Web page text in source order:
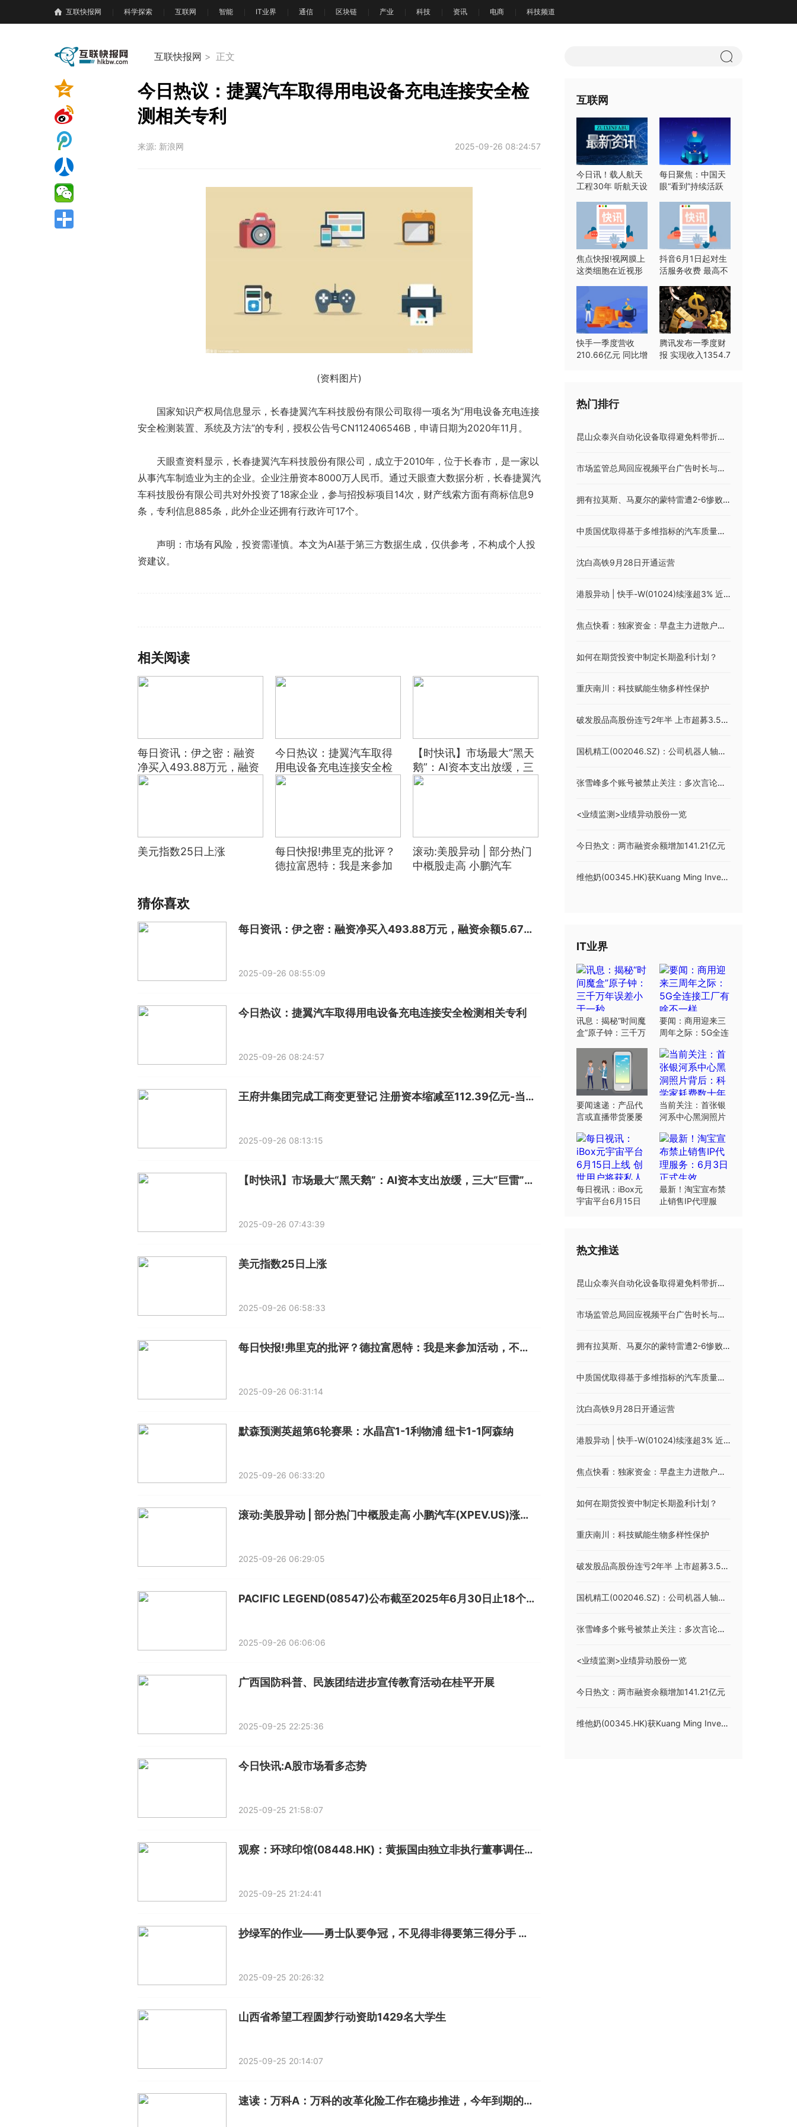
互联快报网 科学探索 互联网 智能 IT业界 通信 区块链 产业 科技 资讯 电商 科技频道
互联快报网 > 正文
今日热议：捷翼汽车取得用电设备充电连接安全检
测相关专利
来源: 新浪网 2025-09-26 08:24:57
(资料图片)
国家知识产权局信息显示，长春捷翼汽车科技股份有限公司取得一项名为“用电设备充电连接
安全检测装置、系统及方法”的专利，授权公告号CN112406546B，申请日期为2020年11月。
天眼查资料显示，长春捷翼汽车科技股份有限公司，成立于2010年，位于长春市，是一家以
从事汽车制造业为主的企业。企业注册资本8000万人民币。通过天眼查大数据分析，长春捷翼汽
车科技股份有限公司共对外投资了18家企业，参与招投标项目14次，财产线索方面有商标信息9
条，专利信息885条，此外企业还拥有行政许可17个。
声明：市场有风险，投资需谨慎。本文为AI基于第三方数据生成，仅供参考，不构成个人投
资建议。
相关阅读
每日资讯：伊之密：融资
净买入493.88万元，融资
余额5.67亿元（09-25）
今日热议：捷翼汽车取得
用电设备充电连接安全检
测相关专利
【时快讯】市场最大“黑天
鹅”：AI资本支出放缓，三
大“巨雷”会是美股噩梦
美元指数25日上涨
每日快报!弗里克的批评？
德拉富恩特：我是来参加
滚动:美股异动 | 部分热门
中概股走高 小鹏汽车
猜你喜欢
每日资讯：伊之密：融资净买入493.88万元，融资余额5.67亿元（09-25）
2025-09-26 08:55:09
今日热议：捷翼汽车取得用电设备充电连接安全检测相关专利
2025-09-26 08:24:57
王府井集团完成工商变更登记 注册资本缩减至112.39亿元-当前信息
2025-09-26 08:13:15
【时快讯】市场最大“黑天鹅”：AI资本支出放缓，三大“巨雷”会是美股噩梦
2025-09-26 07:43:39
美元指数25日上涨
2025-09-26 06:58:33
每日快报!弗里克的批评？德拉富恩特：我是来参加活动，不记得他说了啥
2025-09-26 06:31:14
默森预测英超第6轮赛果：水晶宫1-1利物浦 纽卡1-1阿森纳
2025-09-26 06:33:20
滚动:美股异动 | 部分热门中概股走高 小鹏汽车(XPEV.US)涨超7%
2025-09-26 06:29:05
PACIFIC LEGEND(08547)公布截至2025年6月30日止18个月的业绩 公司拥有人应占亏损557.1万港元
2025-09-26 06:06:06
广西国防科普、民族团结进步宣传教育活动在桂平开展
2025-09-25 22:25:36
今日快讯:A股市场看多态势
2025-09-25 21:58:07
观察：环球印馆(08448.HK)：黄振国由独立非执行董事调任为执行董事
2025-09-25 21:24:41
抄绿军的作业——勇士队要争冠，不见得非得要第三得分手 焦点信息
2025-09-25 20:26:32
山西省希望工程圆梦行动资助1429名大学生
2025-09-25 20:14:07
速读：万科A：万科的改革化险工作在稳步推进，今年到期的公开债均已完成兑付，风险正在逐步消化
互联网
今日讯！载人航天
工程30年 听航天设
每日聚焦：中国天
眼“看到”持续活跃
焦点快报!视网膜上
这类细胞在近视形
抖音6月1日起对生
活服务收费 最高不
快手一季度营收
210.66亿元 同比增
腾讯发布一季度财
报 实现收入1354.7
热门排行
昆山众泰兴自动化设备取得避免料带折弯导料装置专利，降低缓存仓供料时料带发生折弯情况
市场监管总局回应视频平台广告时长与标注不一致问题 今日讯
拥有拉莫斯、马夏尔的蒙特雷遭2-6惨败，水爷勺子点球被扑 今日热议
中质国优取得基于多维指标的汽车质量综合性分析方法及系统专利
沈白高铁9月28日开通运营
港股异动 | 快手-W(01024)续涨超3% 近日上线可灵2.5 Turbo 模型 瑞银对公司保持乐观态度 实时
焦点快看：独家资金：早盘主力进散户逃前10股
如何在期货投资中制定长期盈利计划？
重庆南川：科技赋能生物多样性保护
破发股品高股份连亏2年半 上市超募3.5亿国联民生保荐
国机精工(002046.SZ)：公司机器人轴承的业务规模目前在百万元数量级|观热点
张雪峰多个账号被禁止关注：多次言论引争议，过往高价志愿咨询服务曾热销
<业绩监测>业绩异动股份一览
今日热文：两市融资余额增加141.21亿元
维他奶(00345.HK)获Kuang Ming Investments Pte. Limited增持100万股_当前热议
IT业界
讯息：揭秘“时间魔
盒”原子钟：三千万
要闻：商用迎来三
周年之际：5G全连
要闻速递：产品代
言或直播带货屡屡
弦明星要绷紧
当前关注：首张银
河系中心黑洞照片
数十年研究
每日视讯：iBox元
宇宙平台6月15日
最新！淘宝宣布禁
止销售IP代理服
热文推送
昆山众泰兴自动化设备取得避免料带折弯导料装置专利，降低缓存仓供料时料带发生折弯情况
市场监管总局回应视频平台广告时长与标注不一致问题 今日讯
拥有拉莫斯、马夏尔的蒙特雷遭2-6惨败，水爷勺子点球被扑 今日热议
中质国优取得基于多维指标的汽车质量综合性分析方法及系统专利
沈白高铁9月28日开通运营
港股异动 | 快手-W(01024)续涨超3% 近日上线可灵2.5 Turbo 模型 瑞银对公司保持乐观态度 实时
焦点快看：独家资金：早盘主力进散户逃前10股
如何在期货投资中制定长期盈利计划？
重庆南川：科技赋能生物多样性保护
破发股品高股份连亏2年半 上市超募3.5亿国联民生保荐
国机精工(002046.SZ)：公司机器人轴承的业务规模目前在百万元数量级|观热点
张雪峰多个账号被禁止关注：多次言论引争议，过往高价志愿咨询服务曾热销
<业绩监测>业绩异动股份一览
今日热文：两市融资余额增加141.21亿元
维他奶(00345.HK)获Kuang Ming Investments Pte. Limited增持100万股_当前热议